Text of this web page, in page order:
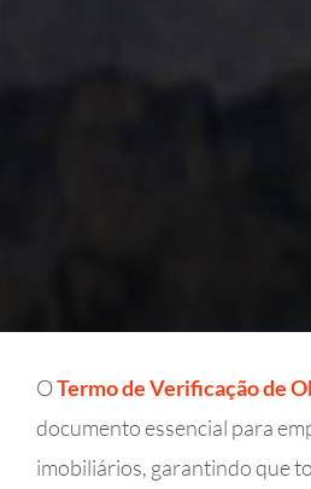
OTermo de Verificação de
documento essencial para
imobiliários, garantindo que